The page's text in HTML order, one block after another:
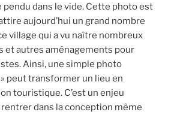
pendu dans le vide. Cette photo est
aujourd’hui un grand nombre
village qui a vu naître nombreux
et autres aménagements pour
Ainsi, une simple photo
peut transformer un lieu en
touristique. C’est un enjeu
dans la conception même